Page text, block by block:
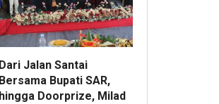
Dari Jalan Santai
Bersama Bupati SAR,
hingga Doorprize, Milad